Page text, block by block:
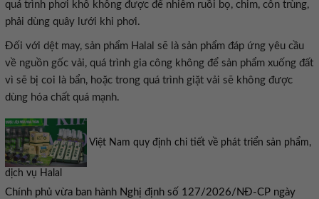
quá trình phơi khô không được để nhiễm ruồi bọ, chim, côn trùng,
phải dùng quây lưới khi phơi.
Đối với dệt may, sản phẩm Halal sẽ là sản phẩm đáp ứng yêu cầu
về nguồn gốc vải, quá trình gia công không để sản phẩm xuống đất
vì sẽ bị coi là bẩn, hoặc trong quá trình giặt vải sẽ không được
dùng hóa chất quá mạnh.
Việt Nam quy định chi tiết về phát triển sản phẩm,
dịch vụ Halal
Chính phủ vừa ban hành Nghị định số 127/2026/NĐ-CP ngày